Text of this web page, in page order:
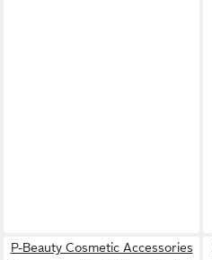
P-Beauty Cosmetic Accessories